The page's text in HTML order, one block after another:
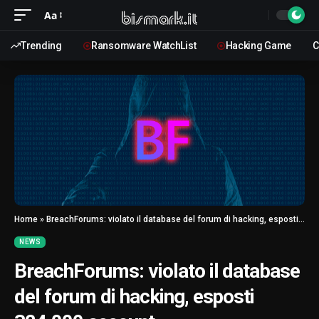
Aa
Trending Ransomware WatchList Hacking Game
Home » BreachForums: violato il database del forum di hacking, esposti 324.000 account
NEWS
BreachForums: violato il database
del forum di hacking, esposti